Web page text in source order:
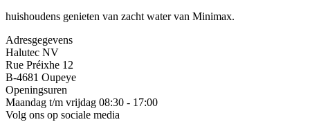
huishoudens genieten van zacht water van Minimax.
Adresgegevens
Halutec NV
Rue Préixhe 12
B-4681 Oupeye
Openingsuren
Maandag t/m vrijdag 08:30 - 17:00
Volg ons op sociale media